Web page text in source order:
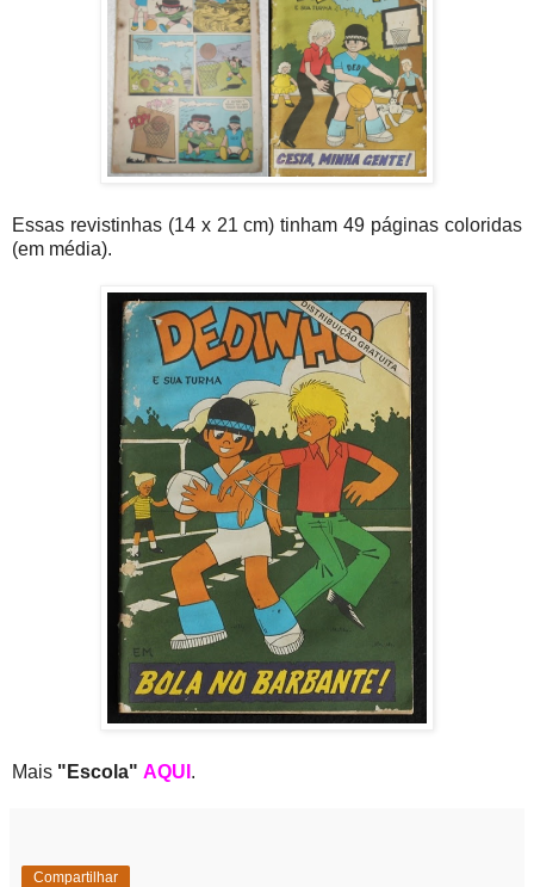
Essas revistinhas (14 x 21 cm) tinham 49 páginas coloridas
(em média).
Mais "Escola" AQUI .
Compartilhar